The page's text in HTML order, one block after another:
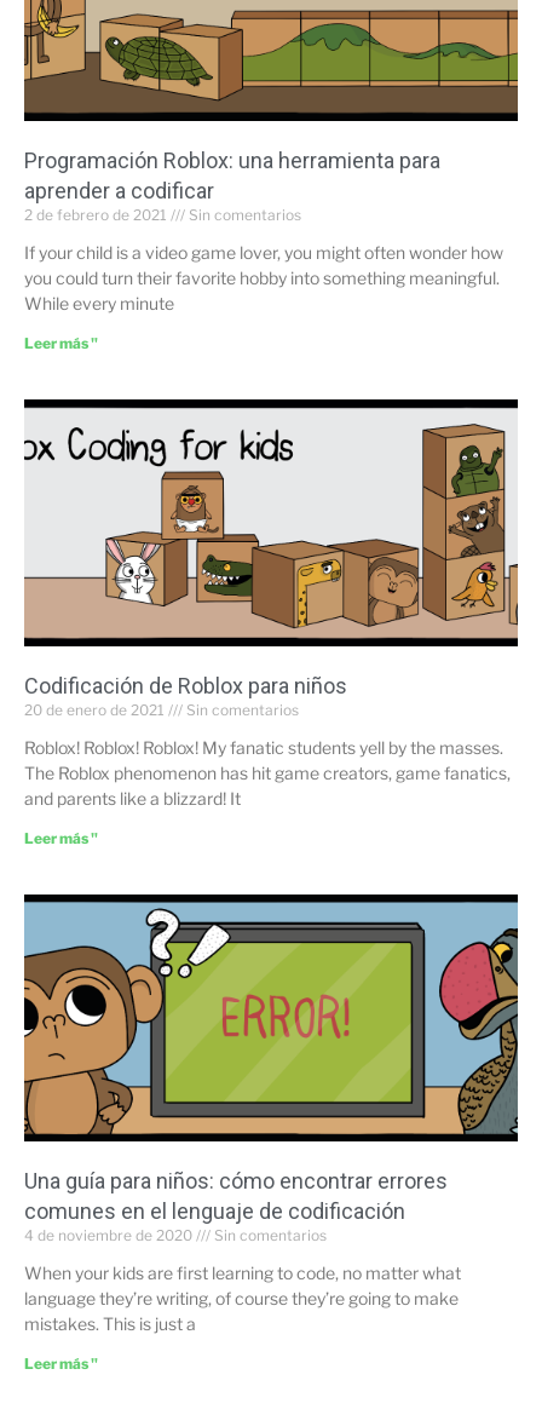
Programación Roblox: una herramienta para
aprender a codificar
2 de febrero de 2021 Sin comentarios
If your child is a video game lover, you might often wonder how
you could turn their favorite hobby into something meaningful.
While every minute
Leer más "
Codificación de Roblox para niños
20 de enero de 2021 Sin comentarios
Roblox! Roblox! Roblox! My fanatic students yell by the masses.
The Roblox phenomenon has hit game creators, game fanatics,
and parents like a blizzard! It
Leer más "
Una guía para niños: cómo encontrar errores
comunes en el lenguaje de codificación
4 de noviembre de 2020 Sin comentarios
When your kids are first learning to code, no matter what
language they’re writing, of course they’re going to make
mistakes. This is just a
Leer más "